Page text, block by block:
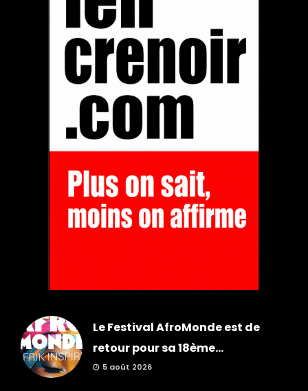
Le Festival AfroMonde est de
retour pour sa 18ème...
5 août 2026